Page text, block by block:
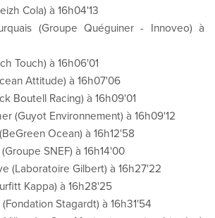
Cola) à 16h04'13
(Groupe Quéguiner - Innoveo) à
Touch) à 16h06'01
Attitude) à 16h07'06
Boutell Racing) à 16h09'01
(Guyot Environnement) à 16h09'12
Ocean) à 16h12'58
SNEF) à 16h14'00
(Laboratoire Gilbert) à 16h27'22
Kappa) à 16h28'25
Stagardt) à 16h31'54